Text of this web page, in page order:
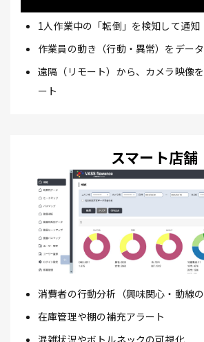
1人作業中の「転倒」を検知して通知
作業員の動き（行動・異常）をデー
遠隔（リモート）から、カメラ映像
ート
スマート店舗
消費者の行動分析（興味関心・動線の
在庫管理や棚の補充アラート
混雑状況やボトルネックの可視化